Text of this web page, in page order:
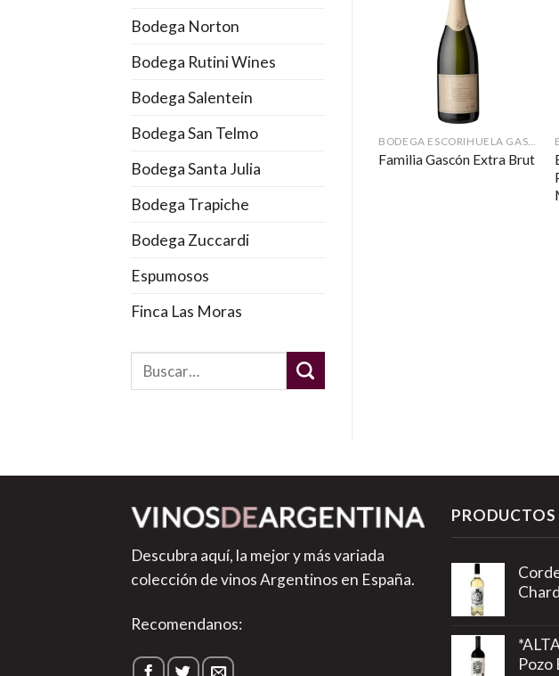
Bodega Norton
Bodega Rutini Wines
Bodega Salentein
Bodega San Telmo
Bodega Santa Julia
Bodega Trapiche
Bodega Zuccardi
Espumosos
Finca Las Moras
Familia Gascón Extra Brut
BODEGA ESCORIHUELA GASCÓN
Escorihuela Gascón Gran
Reserva Malbec 2014
*ALTA GAMA* Familia
Gascón Roble Malbec
2023
Descubra aquí, la mejor y más variada
colección de vinos Argentinos en España.
Recomendanos:
Pozo